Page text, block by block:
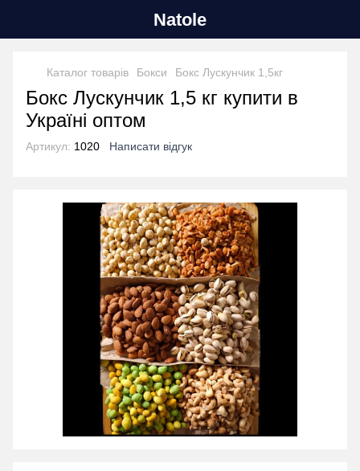
Natole
Каталог товарів Бокси Бокс Лускунчик 1,5кг
Бокс Лускунчик 1,5 кг купити в
Україні оптом
Артикул: 1020 Написати відгук